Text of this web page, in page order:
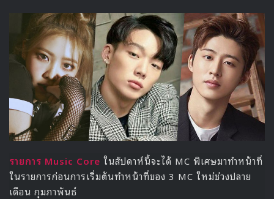
รายการ Music Core ในสัปดาห์นี้จะได้ MC พิเศษมาทำหน้าที่
ในรายการก่อนการเริ่มต้นทำหน้าที่ของ 3 MC ใหม่ช่วงปลาย
เดือน กุมภาพันธ์